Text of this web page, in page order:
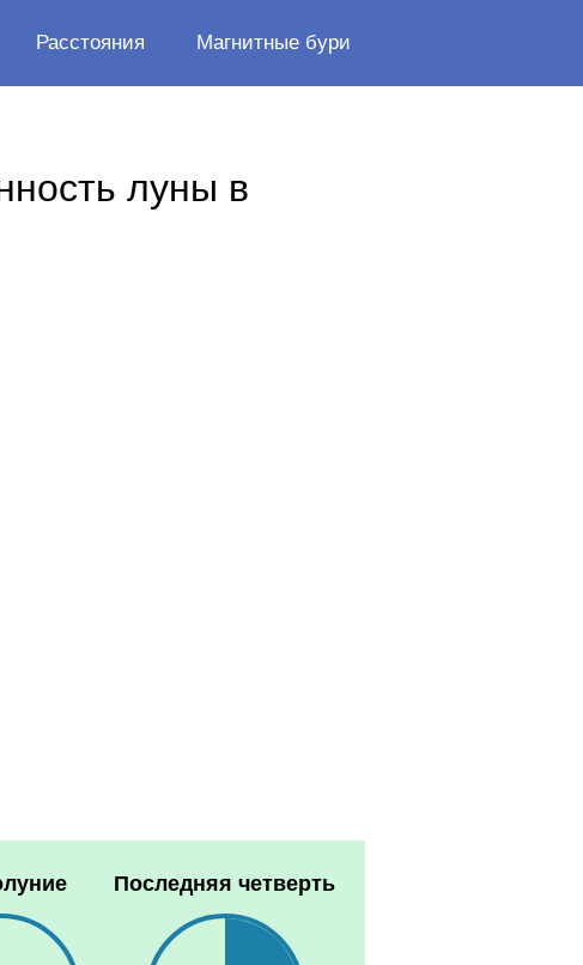
Расстояния Магнитные бури
луны в
Последняя четверть